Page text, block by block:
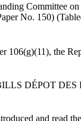
Committee
No. 150)
106(g)(11), the
DÉPOT DES
and read